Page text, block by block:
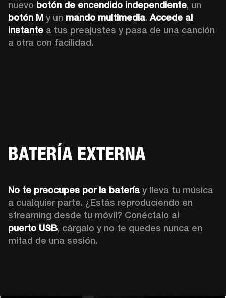
nuevo botón de encendido independiente
botón M y un mando multimedia. Accede al
instante a tus preajustes y pasa de una canción
a otra con facilidad.
BATERÍA EXTERNA
No te preocupes por la batería y lleva tu música
a cualquier parte. ¿Estás reproduciendo en
puerto USB, cárgalo y no te quedes nunca en
mitad de una sesión.